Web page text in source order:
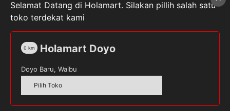
BLUE BAND Cake And
Cookie [2 kg]
Pilih toko untuk melihat
Original Margarine [2 kg/
Selamat Datang di Holamart. Silakan pillih salah satu
toko terdekat kami
Holamart Doyo
0 km
Doyo Baru, Waibu
Pilih Toko